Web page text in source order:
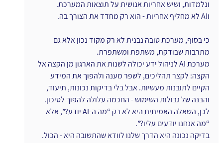
ונלמדות, ושיש אחריות אנושית על תוצאות המערכת.
וAI לא מחליף אחריות - הוא רק מחדד את הצורך בה.
כי בסוף, מערכת טובה נבנית לא רק מקוד נכון אלא גם
מתרבות שבודקת, משתפת ומשתפרת.
מערכת AI לניהול ידע יכולה לשנות את הארגון מן הקצה אל
הקצה: לקצר תהליכים, לשפר מענה ולהפוך את המידע
הקיים לתובנות מעשיות. אבל בלי בדיקות נכונות, תיעוד,
והבנה של גבולות השימוש - החכמה עלולה להפוך לסיכון.
לכן, השאלה האמיתית היא לא רק “מה ה-AI יודע?”, אלא
“מה אנחנו יודעים עליו?”.
בדיקה נכונה היא הדרך שלנו לוודא שהתשובה היא - הכול.